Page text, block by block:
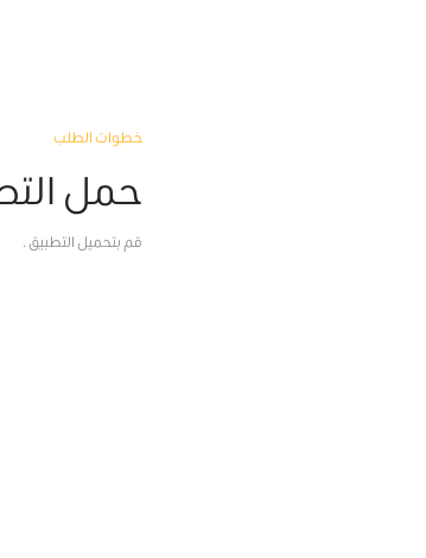
خطوات الطلب
حمل
قم بتحميل التطبيق .